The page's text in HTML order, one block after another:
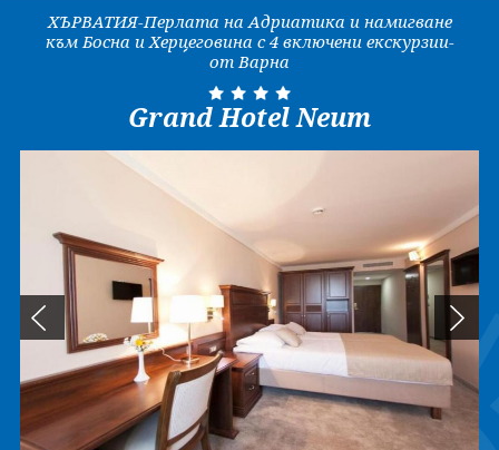
За нас
Форма за запитване
Контакти
Условия за записване
Документи
ПОСЛЕДВАЙТЕ НИ
ХЪРВАТИЯ-Перлата на Адриатика и намигване
към Босна и Херцеговина с 4 включени екскурзии-
от Варна
Grand Hotel Neum